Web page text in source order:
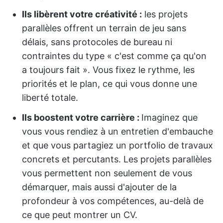
Ils libèrent votre créativité : les projets
parallèles offrent un terrain de jeu sans
délais, sans protocoles de bureau ni
contraintes du type « c'est comme ça qu'on
a toujours fait ». Vous fixez le rythme, les
priorités et le plan, ce qui vous donne une
liberté totale.
Ils boostent votre carrière : Imaginez que
vous vous rendiez à un entretien d'embauche
et que vous partagiez un portfolio de travaux
concrets et percutants. Les projets parallèles
vous permettent non seulement de vous
démarquer, mais aussi d'ajouter de la
profondeur à vos compétences, au-delà de
ce que peut montrer un CV.